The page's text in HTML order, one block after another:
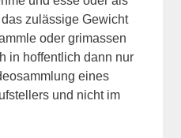
zulässige Gewicht
oder grimassen
in hoffentlich dann nur
eines
und nicht im